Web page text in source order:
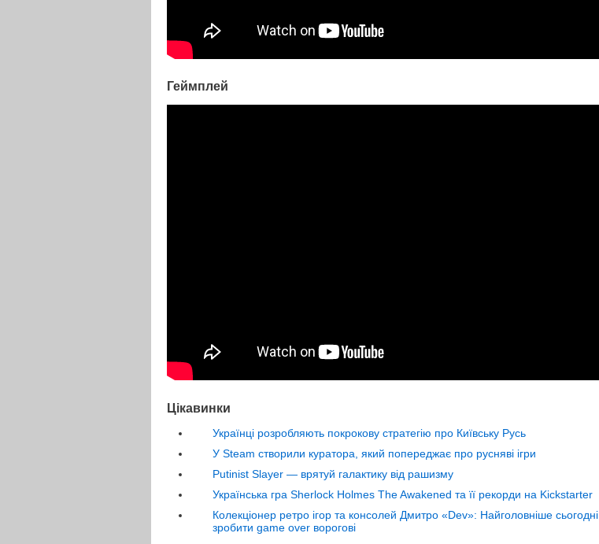
Геймплей
Цікавинки
Українці розробляють покрокову стратегію про Київську Русь
У Steam створили куратора, який попереджає про русняві ігри
Putinist Slayer — врятуй галактику від рашизму
Українська гра Sherlock Holmes The Awakened та її рекорди на Kickstarter
Колекціонер ретро ігор та консолей Дмитро «Dev»: Найголовніше сьогодні
зробити game over ворогові